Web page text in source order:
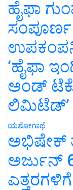
ಹೈಫಾ
ಸಂಪೂರ್ಣ
‘ಹೈಫಾ
ಅಂಡ್
ಲಿಮಿಟೆಡ್’
ಯಶೋಗಾಥೆ
ಅಭಿಷೇಕ್
ಅರ್ಜುನ್
ಎತ್ತರಗಳಿಗೆ